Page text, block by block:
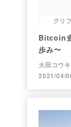
クリ
Bitcoin
歩み〜
大田コウキ
2021/04/